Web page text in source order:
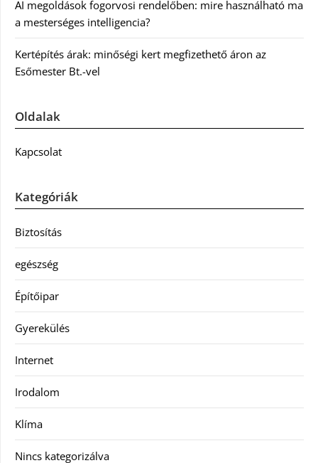
AI megoldások fogorvosi rendelőben: mire használható ma
a mesterséges intelligencia?
Kertépítés árak: minőségi kert megfizethető áron az
Esőmester Bt.-vel
Oldalak
Kapcsolat
Kategóriák
Biztosítás
egészség
Építőipar
Gyerekülés
Internet
Irodalom
Klíma
Nincs kategorizálva